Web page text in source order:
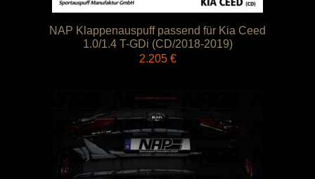
NAP Klappenauspuff passend für Kia Ceed
1.0/1.4 T-GDi (CD/2018-2019)
2.205 €